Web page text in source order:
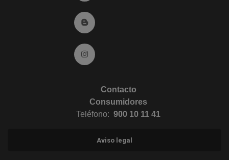
Ir al Blog (abre en ventana nueva)
Ir a Instagram (abre en ventana nueva)
Contacto
Consumidores
Teléfono: 900 10 11 41
Aviso legal